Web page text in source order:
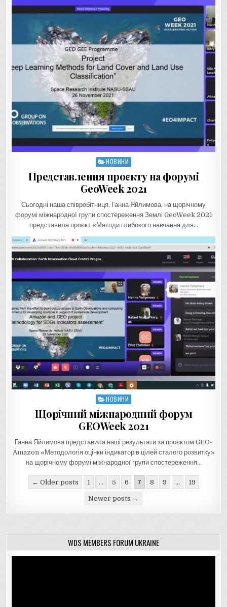
Posted
НОВИНИ
Представлення проєкту на форумі
GeoWeek 2021
Сьогодні наша співробітниця, Ганна Яйлимова, на щорічному
форумі міжнародної групи спостереження Землі GeoWeek 2021
представила проєкт «Методи глибокого навчання для…
Posted
in
НОВИНИ
Щорічний міжнародний форум
GEOWeek 2021
Ганна Яйлимова представила наші результати за проєктом GEO-
Amazon «Методологія оцінки індикаторів цілей сталого розвитку»
на щорічному форумі міжнародної групи спостереження…
Навігація
← Older posts 1 … 5 6 7 8 9 … 19
Newer posts →
WDS MEMBERS FORUM UKRAINE